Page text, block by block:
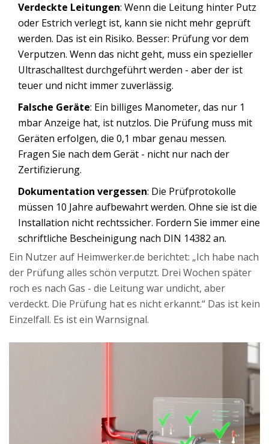
Verdeckte Leitungen: Wenn die Leitung hinter Putz
oder Estrich verlegt ist, kann sie nicht mehr geprüft
werden. Das ist ein Risiko. Besser: Prüfung vor dem
Verputzen. Wenn das nicht geht, muss ein spezieller
Ultraschalltest durchgeführt werden - aber der ist
teuer und nicht immer zuverlässig.
Falsche Geräte: Ein billiges Manometer, das nur 1
mbar Anzeige hat, ist nutzlos. Die Prüfung muss mit
Geräten erfolgen, die 0,1 mbar genau messen.
Fragen Sie nach dem Gerät - nicht nur nach der
Zertifizierung.
Dokumentation vergessen: Die Prüfprotokolle
müssen 10 Jahre aufbewahrt werden. Ohne sie ist die
Installation nicht rechtssicher. Fordern Sie immer eine
schriftliche Bescheinigung nach DIN 14382 an.
Ein Nutzer auf Heimwerker.de berichtet: „Ich habe nach
der Prüfung alles schön verputzt. Drei Wochen später
roch es nach Gas - die Leitung war undicht, aber
verdeckt. Die Prüfung hat es nicht erkannt.“ Das ist kein
Einzelfall. Es ist ein Warnsignal.